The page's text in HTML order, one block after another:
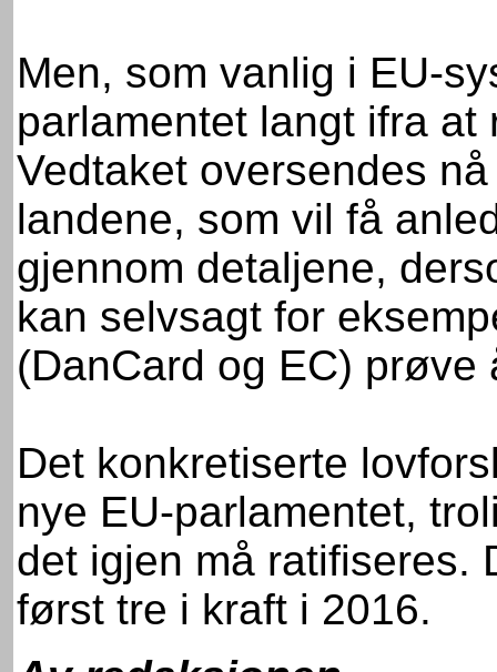
Men, som vanlig i EU-
parlamentet langt ifra
Vedtaket oversendes
landene, som vil få
gjennom detaljene,
kan selvsagt for
(DanCard og EC) prøve
Det konkretiserte
nye EU-parlamentet,
det igjen må ratifiseres.
først tre i kraft i 2016.